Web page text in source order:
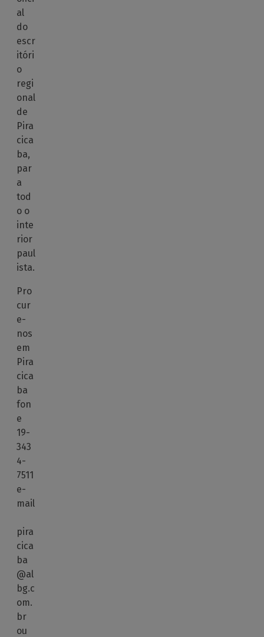
al
do
escr
itóri
o
regi
onal
de
Pira
cica
ba,
par
a
tod
o o
inte
rior
paul
ista.
Pro
cur
e-
nos
em
Pira
cica
ba
fon
e
19-
343
4-
7511
e-
mail
pira
cica
ba
@al
bg.c
om.
br
ou